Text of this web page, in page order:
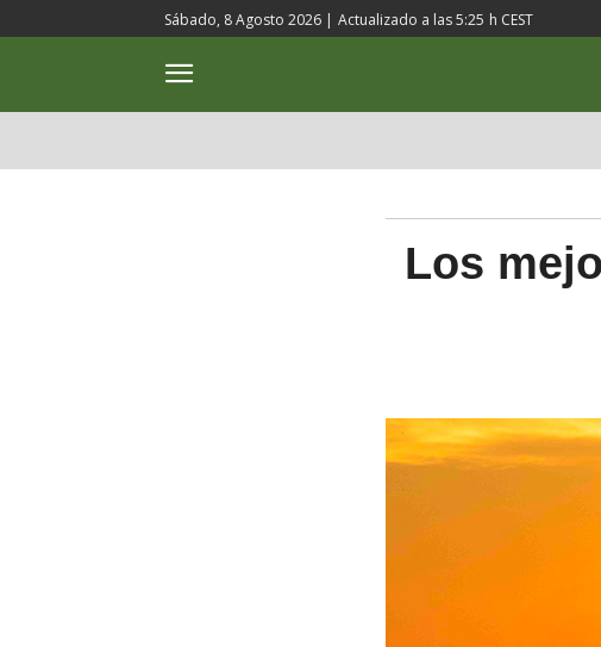
Sábado, 8 Agosto 2026 | Actualizado a las5:25 h CEST
Los